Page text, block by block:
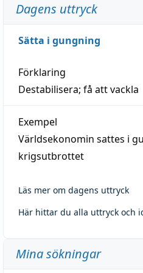
Dagens uttryck
Sätta i gungning
Förklaring
Destabilisera; få att vackla
Exempel
Världsekonomin sattes i
krigsutbrottet
Läs mer om dagens uttryck
Här hittar du alla uttryck och
Mina sökningar